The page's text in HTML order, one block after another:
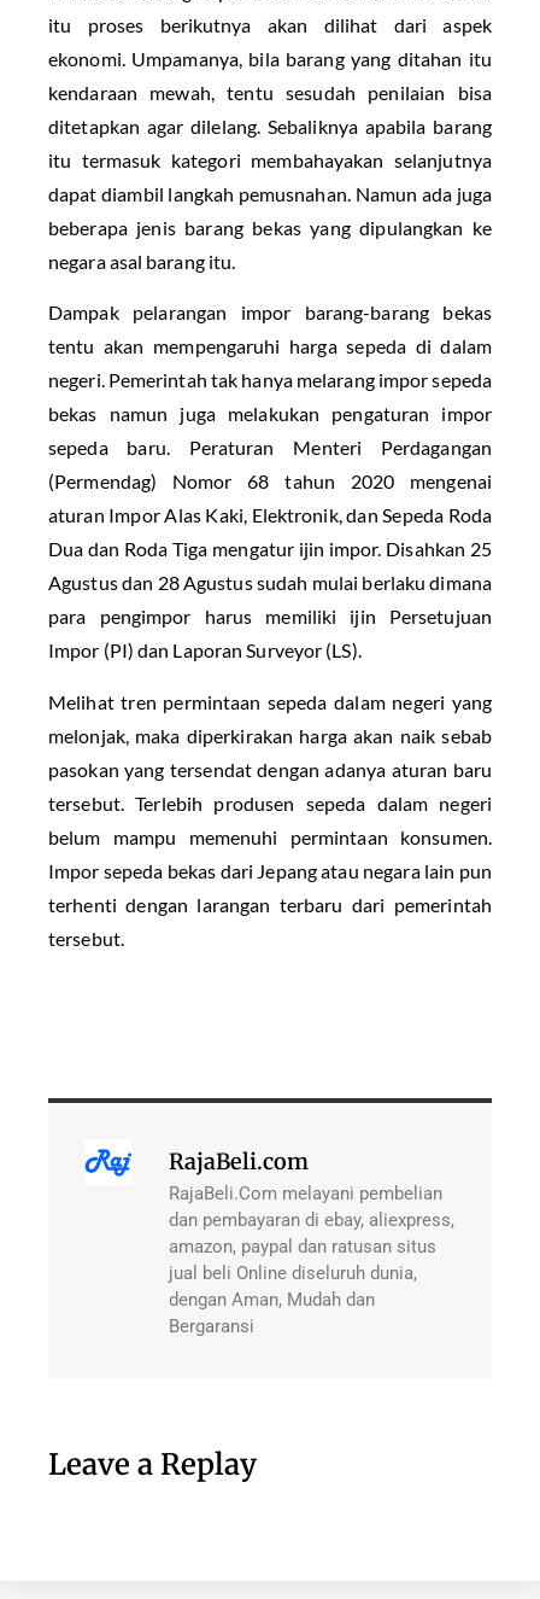
itu proses berikutnya akan dilihat dari aspek
ekonomi. Umpamanya, bila barang yang ditahan itu
kendaraan mewah, tentu sesudah penilaian bisa
ditetapkan agar dilelang. Sebaliknya apabila barang
itu termasuk kategori membahayakan selanjutnya
dapat diambil langkah pemusnahan. Namun ada juga
beberapa jenis barang bekas yang dipulangkan ke
negara asal barang itu.
Dampak pelarangan impor barang-barang bekas
tentu akan mempengaruhi harga sepeda di dalam
negeri. Pemerintah tak hanya melarang impor sepeda
bekas namun juga melakukan pengaturan impor
sepeda baru. Peraturan Menteri Perdagangan
(Permendag) Nomor 68 tahun 2020 mengenai
aturan Impor Alas Kaki, Elektronik, dan Sepeda Roda
Dua dan Roda Tiga mengatur ijin impor. Disahkan 25
Agustus dan 28 Agustus sudah mulai berlaku dimana
para pengimpor harus memiliki ijin Persetujuan
Impor (PI) dan Laporan Surveyor (LS).
Melihat tren permintaan sepeda dalam negeri yang
melonjak, maka diperkirakan harga akan naik sebab
pasokan yang tersendat dengan adanya aturan baru
tersebut. Terlebih produsen sepeda dalam negeri
belum mampu memenuhi permintaan konsumen.
Impor sepeda bekas dari Jepang atau negara lain pun
terhenti dengan larangan terbaru dari pemerintah
tersebut.
RajaBeli.com
RajaBeli.Com melayani pembelian
dan pembayaran di ebay, aliexpress,
amazon, paypal dan ratusan situs
jual beli Online diseluruh dunia,
dengan Aman, Mudah dan
Bergaransi
Leave a Replay